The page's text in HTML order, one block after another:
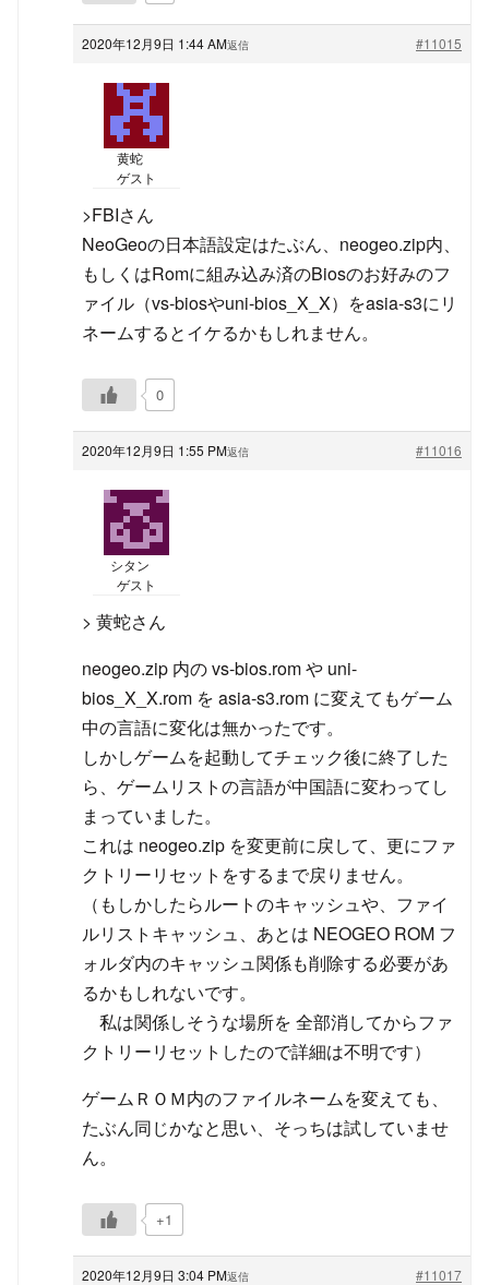
2020年12月9日 1:44 AM #11015
返信
黄蛇
ゲスト
>FBIさん
NeoGeoの日本語設定はたぶん、neogeo.zip内、
もしくはRomに組み込み済のBiosのお好みのフ
ァイル（vs-biosやuni-bios_X_X）をasia-s3にリ
ネームするとイケるかもしれません。
0
2020年12月9日 1:55 PM #11016
返信
シタン
ゲスト
> 黄蛇さん
neogeo.zip 内の vs-bios.rom や uni-
bios_X_X.rom を asia-s3.rom に変えてもゲーム
中の言語に変化は無かったです。
しかしゲームを起動してチェック後に終了した
ら、ゲームリストの言語が中国語に変わってし
まっていました。
これは neogeo.zip を変更前に戻して、更にファ
クトリーリセットをするまで戻りません。
（もしかしたらルートのキャッシュや、ファイ
ルリストキャッシュ、あとは NEOGEO ROM フ
ォルダ内のキャッシュ関係も削除する必要があ
るかもしれないです。
私は関係しそうな場所を 全部消してからファ
クトリーリセットしたので詳細は不明です）
ゲームＲＯＭ内のファイルネームを変えても、
たぶん同じかなと思い、そっちは試していませ
ん。
+1
2020年12月9日 3:04 PM #11017
返信